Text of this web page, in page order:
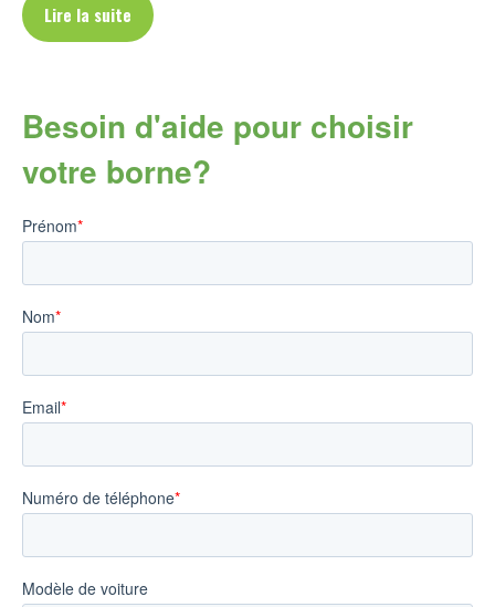
Lire la suite